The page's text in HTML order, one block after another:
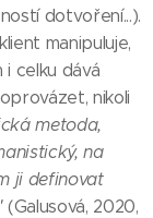
dotvoření...).
manipuluje,
i celku dává
nikoli
metoda,
na
ji definovat
(Galusová, 2020,